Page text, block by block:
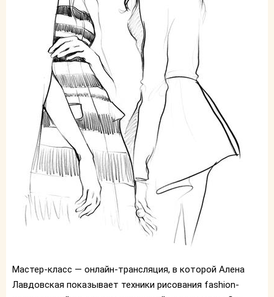
Мастер-класс — онлайн-трансляция, в которой Алена
Лавдовская показывает техники рисования fashion-